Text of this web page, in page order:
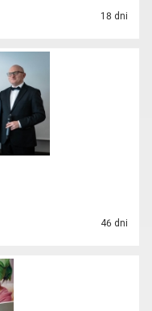
18 dni
46 dni